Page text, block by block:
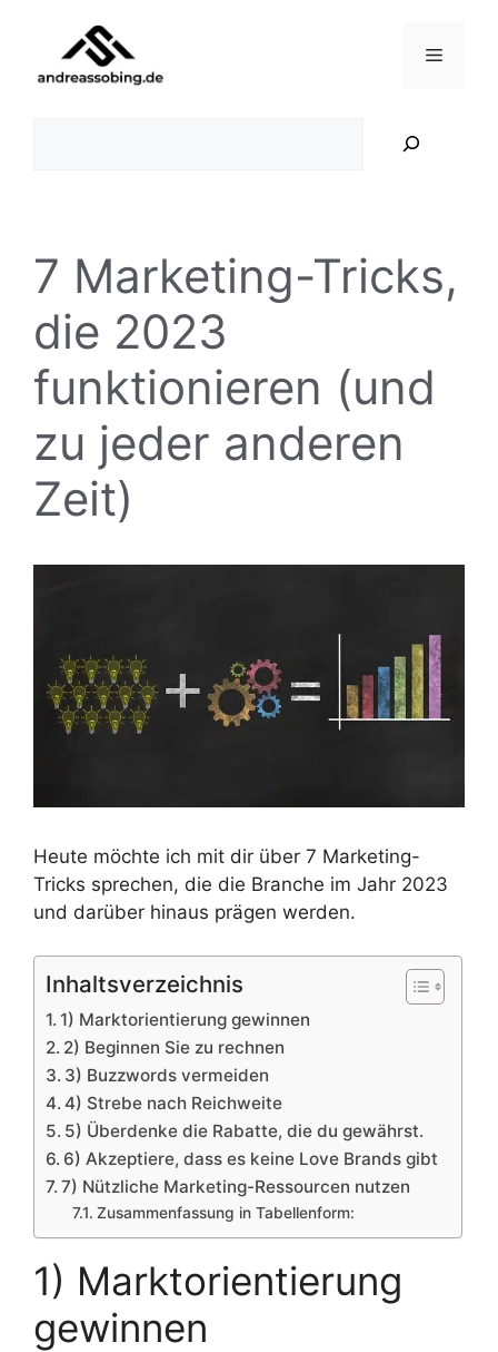
springen
Menü
7 Marketing-Tricks,
die 2023
funktionieren (und
zu jeder anderen
Zeit)
Heute möchte ich mit dir über 7 Marketing-
Tricks sprechen, die die Branche im Jahr 2023
und darüber hinaus prägen werden.
Inhaltsverzeichnis
1) Marktorientierung gewinnen
2) Beginnen Sie zu rechnen
3) Buzzwords vermeiden
4) Strebe nach Reichweite
5) Überdenke die Rabatte, die du gewährst.
6) Akzeptiere, dass es keine Love Brands gibt
7) Nützliche Marketing-Ressourcen nutzen
Zusammenfassung in Tabellenform:
1) Marktorientierung
gewinnen